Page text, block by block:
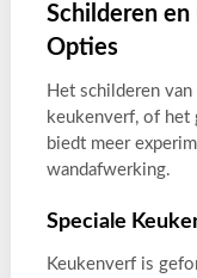
Schilderen
Opties
Het schilderen
keukenverf, of het
biedt meer
wandafwerking.
Speciale
Keukenverf is